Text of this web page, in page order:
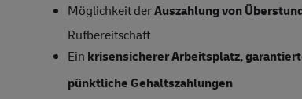
Möglichkeit derAuszahlung von
Rufbereitschaft
Ein krisensicherer Arbeitsplatz,
pünktliche Gehaltszahlungen